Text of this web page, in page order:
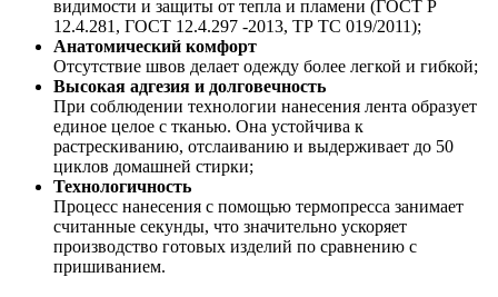
видимости и защиты от тепла и пламени (ГОСТ Р
12.4.281, ГОСТ 12.4.297 -2013, ТР ТС 019/2011);
Анатомический комфорт
Отсутствие швов делает одежду более легкой и гибкой;
Высокая адгезия и долговечность
При соблюдении технологии нанесения лента образует
единое целое с тканью. Она устойчива к
растрескиванию, отслаиванию и выдерживает до 50
циклов домашней стирки;
Технологичность
Процесс нанесения с помощью термопресса занимает
считанные секунды, что значительно ускоряет
производство готовых изделий по сравнению с
пришиванием.